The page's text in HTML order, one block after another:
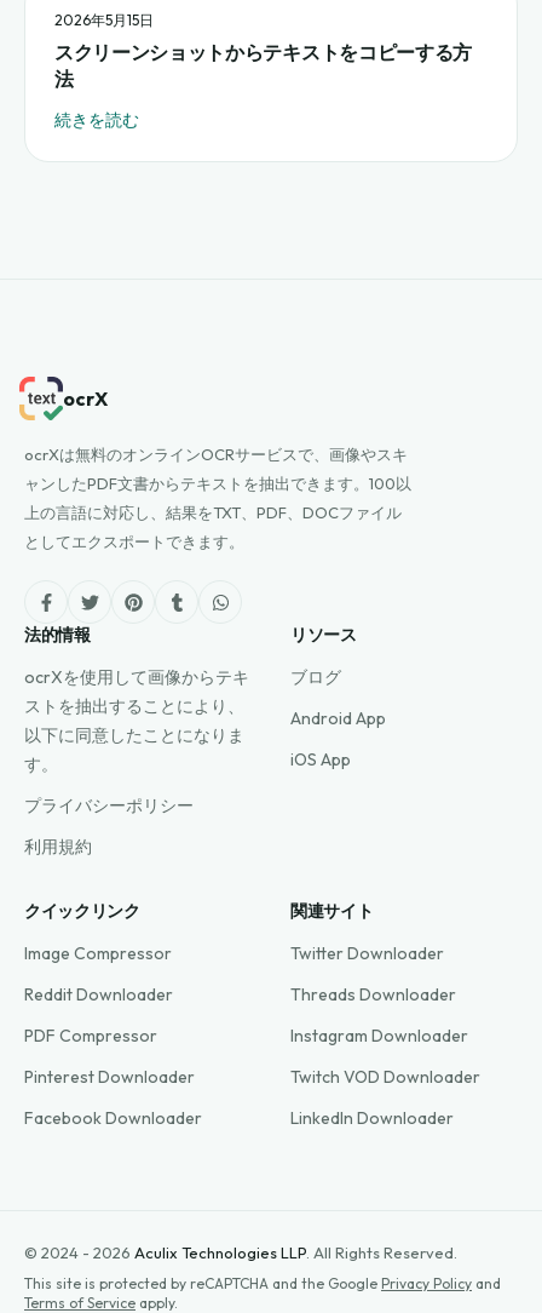
2026年5月15日
スクリーンショットからテキストをコピーする方
法
続きを読む
ocrX
ocrXは無料のオンラインOCRサービスで、画像やスキ
ャンしたPDF文書からテキストを抽出できます。100以
上の言語に対応し、結果をTXT、PDF、DOCファイル
としてエクスポートできます。
法的情報
ocrXを使用して画像からテキ
ストを抽出することにより、
以下に同意したことになりま
す。
プライバシーポリシー
利用規約
リソース
ブログ
Android App
iOS App
クイックリンク
Image Compressor
Reddit Downloader
PDF Compressor
Pinterest Downloader
Facebook Downloader
関連サイト
Twitter Downloader
Threads Downloader
Instagram Downloader
Twitch VOD Downloader
LinkedIn Downloader
© 2024 - 2026 Aculix Technologies LLP All Rights Reserved.
This site is protected by reCAPTCHA and the Google Privacy Policy and
Terms of Service apply.